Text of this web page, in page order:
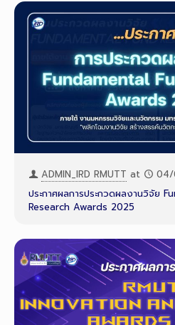
ADMIN_IRD RMUTT at
04/
ประกาศผลการประกวดผลงานวิจัย
Research Awards 2025